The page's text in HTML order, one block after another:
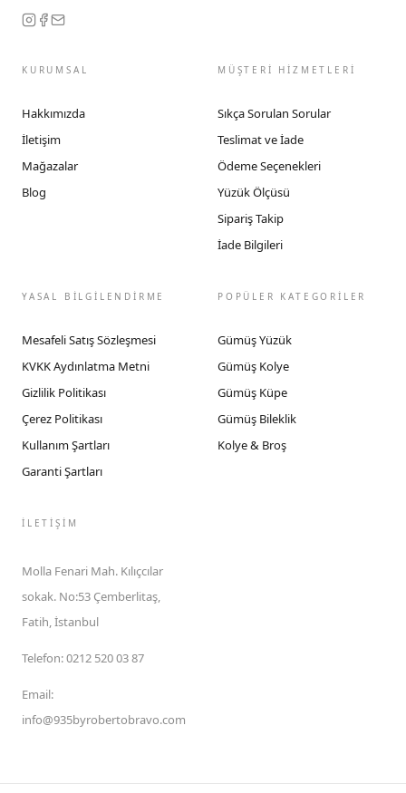
KURUMSAL
Hakkımızda
İletişim
Mağazalar
Blog
MÜŞTERİ HİZMETLERİ
Sıkça Sorulan Sorular
Teslimat ve İade
Ödeme Seçenekleri
Yüzük Ölçüsü
Sipariş Takip
İade Bilgileri
YASAL BİLGİLENDİRME
Mesafeli Satış Sözleşmesi
KVKK Aydınlatma Metni
Gizlilik Politikası
Çerez Politikası
Kullanım Şartları
Garanti Şartları
POPÜLER KATEGORİLER
Gümüş Yüzük
Gümüş Kolye
Gümüş Küpe
Gümüş Bileklik
Kolye & Broş
İLETIŞIM
Molla Fenari Mah. Kılıçcılar
sokak. No:53 Çemberlitaş,
Fatih, İstanbul
Telefon:0212 520 03 87
Email:
info@935byrobertobravo.com